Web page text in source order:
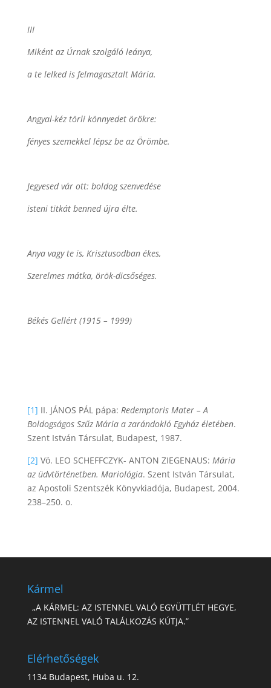
III
Miként az Úrnak szolgáló leánya,
a te lelked is felmagasztalt Mária.
Angyal-kéz törli könnyedet örökre:
fényes szemekkel lépsz be az Örömbe.
Jegyesed vár ott: boldog szenvedése
isteni titkát benned újra élte.
Anya vagy te is, Krisztusodban ékes,
Szerelmes mátka, örök-dicsőséges.
Békés Gellért (1915 – 1999)
[1] II. JÁNOS PÁL pápa: Redemptoris Mater – A
Boldogságos Szűz Mária a zarándokló Egyház életében.
Szent István Társulat, Budapest, 1987.
[2] Vö. LEO SCHEFFCZYK- ANTON ZIEGENAUS: Mária
az üdvtörténetben. Mariológia. Szent István Társulat,
az Apostoli Szentszék Könyvkiadója, Budapest, 2004.
238–250. o.
Kármel
„A KÁRMEL: AZ ISTENNEL VALÓ EGYÜTTLÉT HEGYE,
AZ ISTENNEL VALÓ TALÁLKOZÁS KÚTJA.”
Elérhetőségek
1134 Budapest, Huba u. 12.